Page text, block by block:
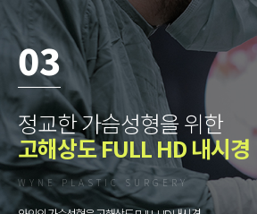
03
정교한 가슴성형을 위한
고해상도 FULL HD 내시경
WYNE PLASTIC SURGERY